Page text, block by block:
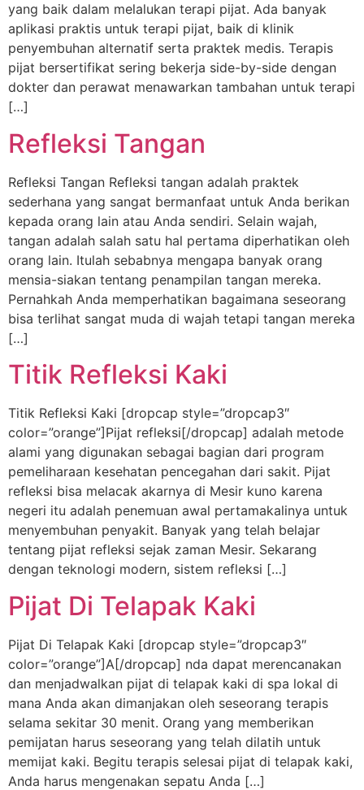
yang baik dalam melalukan terapi pijat. Ada banyak
aplikasi praktis untuk terapi pijat, baik di klinik
penyembuhan alternatif serta praktek medis. Terapis
pijat bersertifikat sering bekerja side-by-side dengan
dokter dan perawat menawarkan tambahan untuk terapi
[…]
Refleksi Tangan
Refleksi Tangan Refleksi tangan adalah praktek
sederhana yang sangat bermanfaat untuk Anda berikan
kepada orang lain atau Anda sendiri. Selain wajah,
tangan adalah salah satu hal pertama diperhatikan oleh
orang lain. Itulah sebabnya mengapa banyak orang
mensia-siakan tentang penampilan tangan mereka.
Pernahkah Anda memperhatikan bagaimana seseorang
bisa terlihat sangat muda di wajah tetapi tangan mereka
[…]
Titik Refleksi Kaki
Titik Refleksi Kaki [dropcap style=”dropcap3″
color=”orange”]Pijat refleksi[/dropcap] adalah metode
alami yang digunakan sebagai bagian dari program
pemeliharaan kesehatan pencegahan dari sakit. Pijat
refleksi bisa melacak akarnya di Mesir kuno karena
negeri itu adalah penemuan awal pertamakalinya untuk
menyembuhan penyakit. Banyak yang telah belajar
tentang pijat refleksi sejak zaman Mesir. Sekarang
dengan teknologi modern, sistem refleksi […]
Pijat Di Telapak Kaki
Pijat Di Telapak Kaki [dropcap style=”dropcap3″
color=”orange”]A[/dropcap] nda dapat merencanakan
dan menjadwalkan pijat di telapak kaki di spa lokal di
mana Anda akan dimanjakan oleh seseorang terapis
selama sekitar 30 menit. Orang yang memberikan
pemijatan harus seseorang yang telah dilatih untuk
memijat kaki. Begitu terapis selesai pijat di telapak kaki,
Anda harus mengenakan sepatu Anda […]